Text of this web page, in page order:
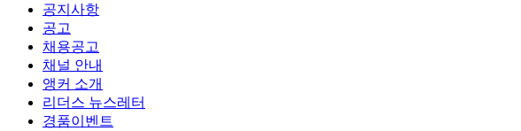
공지사항
공고
채용공고
채널 안내
앵커 소개
리더스 뉴스레터
경품이벤트